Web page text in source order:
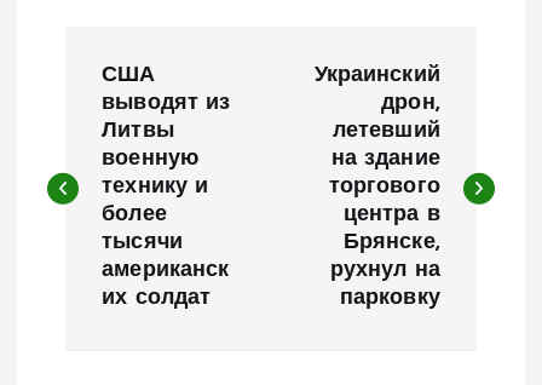
в
США
выводят из
Литвы
военную
технику и
более
тысячи
американск
их солдат
Украинский
дрон,
летевший
на здание
торгового
центра в
Брянске,
рухнул на
парковку